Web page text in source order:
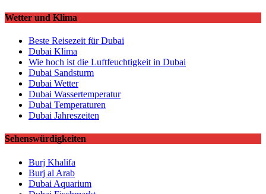
Wetter und Klima
Beste Reisezeit für Dubai
Dubai Klima
Wie hoch ist die Luftfeuchtigkeit in Dubai
Dubai Sandsturm
Dubai Wetter
Dubai Wassertemperatur
Dubai Temperaturen
Dubai Jahreszeiten
Sehenswürdigkeiten
Burj Khalifa
Burj al Arab
Dubai Aquarium